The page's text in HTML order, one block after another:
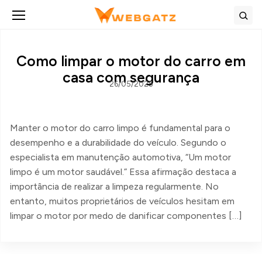
Abrir menu
Como limpar o motor do carro em
casa com segurança
26/05/2025
Manter o motor do carro limpo é fundamental para o
desempenho e a durabilidade do veículo. Segundo o
especialista em manutenção automotiva, “Um motor
limpo é um motor saudável.” Essa afirmação destaca a
importância de realizar a limpeza regularmente. No
entanto, muitos proprietários de veículos hesitam em
limpar o motor por medo de danificar componentes […]